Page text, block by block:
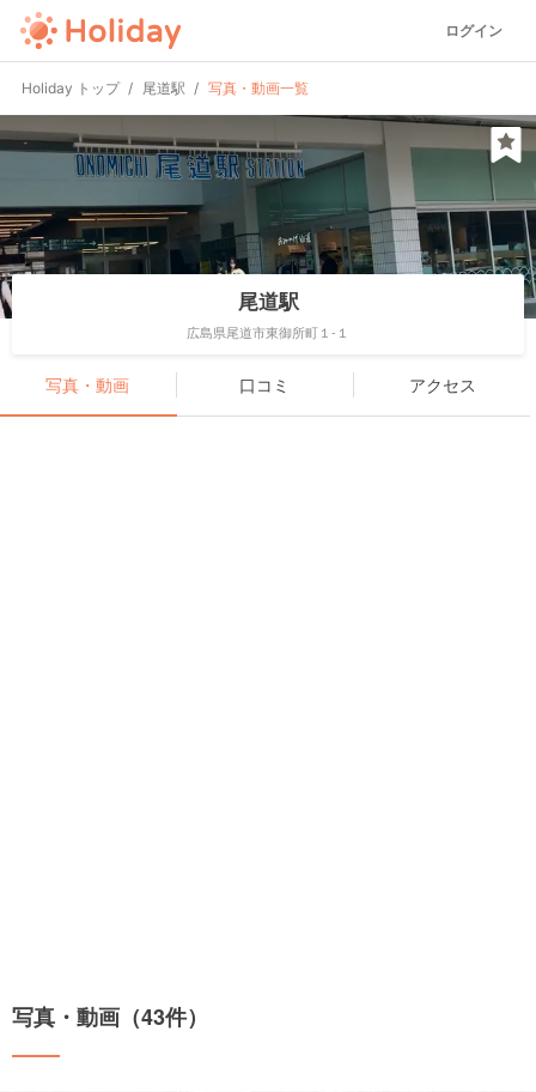
ログイン
Holiday トップ 尾道駅 写真・動画一覧
尾道駅
広島県尾道市東御所町１-１
写真・動画 口コミ アクセス
写真・動画（43件）